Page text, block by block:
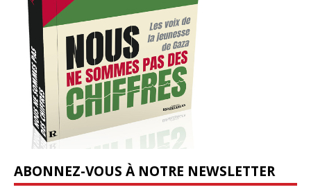
ABONNEZ-VOUS À NOTRE NEWSLETTER